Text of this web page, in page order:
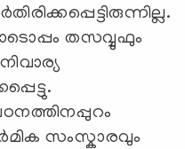
തസവ്വുഫും
സംസ്കാരവും